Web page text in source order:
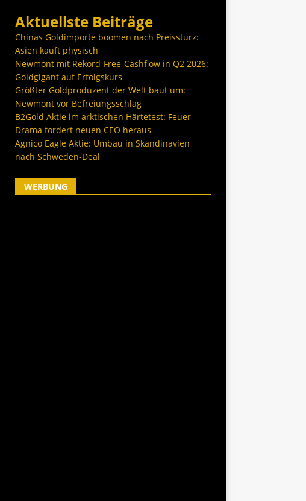
Aktuellste Beiträge
Chinas Goldimporte boomen nach Preissturz:
Asien kauft physisch
Newmont mit Rekord-Free-Cashflow in Q2 2026:
Goldgigant auf Erfolgskurs
Größter Goldproduzent der Welt baut um:
Newmont vor Befreiungsschlag
B2Gold Aktie im arktischen Härtetest: Feuer-
Drama fordert neuen CEO heraus
Agnico Eagle Aktie: Umbau in Skandinavien
nach Schweden-Deal
WERBUNG